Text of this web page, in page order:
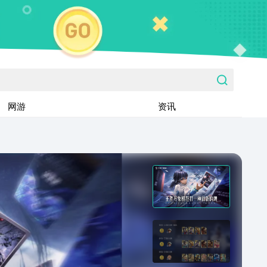
网游 资讯